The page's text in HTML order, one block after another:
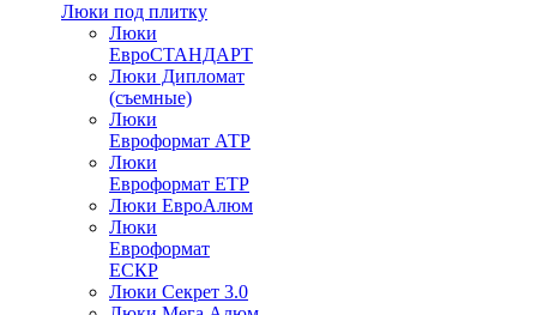
Люки под плитку
Люки
ЕвроСТАНДАРТ
Люки Дипломат
(съемные)
Люки
Евроформат АТР
Люки
Евроформат ЕТР
Люки ЕвроАлюм
Люки
Евроформат
ЕСКР
Люки Секрет 3.0